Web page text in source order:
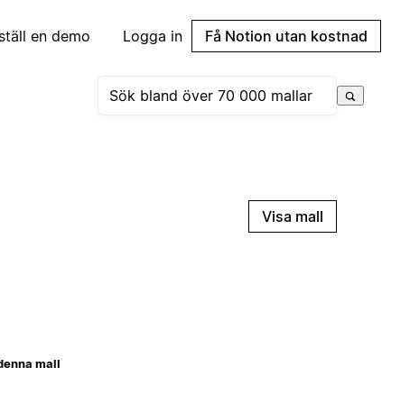
en demo Logga in Få Notion utan kostnad
Visa mall
mall